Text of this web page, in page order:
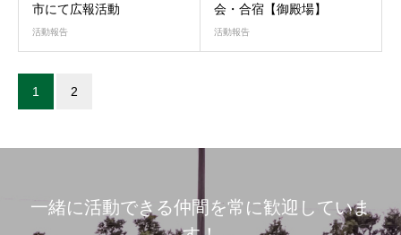
市にて広報活動
活動報告
会・合宿【御殿場】
活動報告
1 2
一緒に活動できる仲間を常に歓迎していま